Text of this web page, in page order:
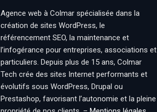
Agence web à Colmar spécialisée dans la
création de sites WordPress, le
référencement SEO, la maintenance et
l’infogérance pour entreprises, associations et
particuliers. Depuis plus de 15 ans, Colmar
Tech crée des sites Internet performants et
évolutifs sous WordPress, Drupal ou
Prestashop, favorisant l’autonomie et la pleine